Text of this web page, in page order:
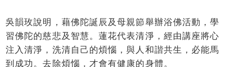
吳韻玫說明，藉佛陀誕辰及母親節舉辦浴佛活動，學
習佛陀的慈悲及智慧。蓮花代表清淨，經由講座將心
注入清淨，洗清自己的煩惱，與人和諧共生，必能馬
到成功。去除煩惱，才會有健康的身體。